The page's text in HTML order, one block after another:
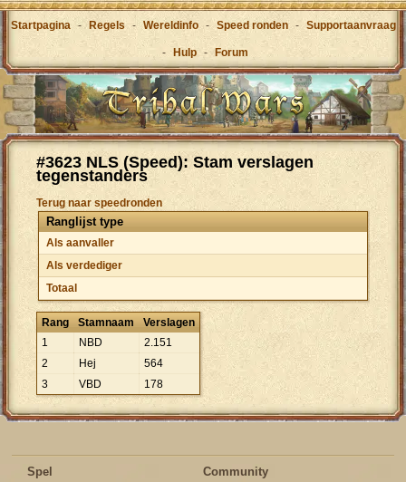
Startpagina - Regels - Wereldinfo - Speed ronden - Supportaanvraag
- Hulp - Forum
#3623 NLS (Speed): Stam verslagen
tegenstanders
Terug naar speedronden
Ranglijst type
Als aanvaller
Als verdediger
Totaal
Rang Stamnaam
Verslagen
1
NBD 2.151
2
Hej
564
3
VBD 178
Spel Community